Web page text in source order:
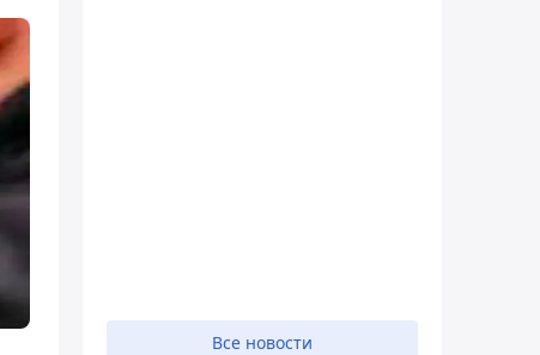
Все новости